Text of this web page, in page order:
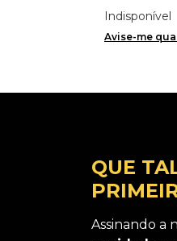
Indisponível
Avise-me
QUE
Assinando a